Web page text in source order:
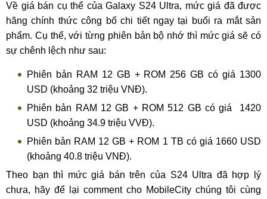
Về giá bán cụ thể của Galaxy S24 Ultra, mức giá đã được
hãng chính thức công bố chi tiết ngay tại buổi ra mắt sản
phẩm. Cụ thể, với từng phiên bản bộ nhớ thì mức giá sẽ có
sự chênh lệch như sau:
Phiên bản RAM 12 GB + ROM 256 GB có giá 1300
USD (khoảng 32 triệu VNĐ).
Phiên bản RAM 12 GB + ROM 512 GB có giá 1420
USD (khoảng 34.9 triệu VVĐ).
Phiên bản RAM 12 GB + ROM 1 TB có giá 1660 USD
(khoảng 40.8 triệu VNĐ).
Theo bạn thì mức giá bán trên của S24 Ultra đã hợp lý
chưa, hãy để lại comment cho MobileCity chúng tôi cùng